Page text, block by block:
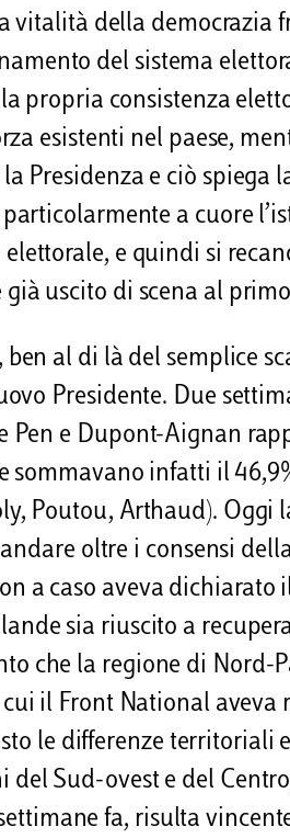
vitalità della democrazia
del sistema
propria consistenza
esistenti nel paese,
Presidenza e ciò spiega
a cuore
e quindi si
uscito di scena al
al di là del semplice
Presidente. Due
Pen e Dupont-Aignan
sommavano infatti il
Poutou, Arthaud). Oggi
oltre i consensi
a caso aveva dichiarato
sia riuscito a
che la regione di Nord-
il Front National aveva
le differenze territoriali
Sud-ovest e del
fa, risulta